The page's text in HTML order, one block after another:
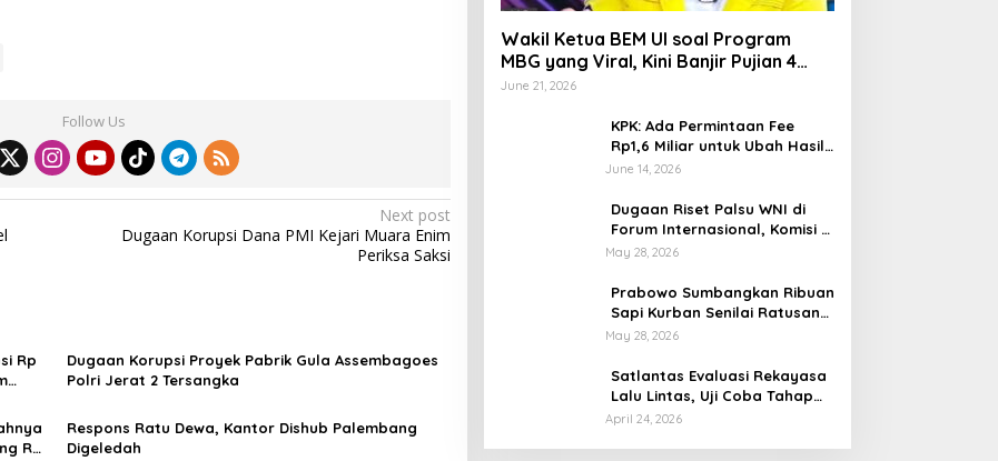
Follow Us
Next post
Dugaan Korupsi Dana PMI Kejari Muara Enim
Periksa Saksi
Rp
Dugaan Korupsi Proyek Pabrik Gula Assembagoes
Polri Jerat 2 Tersangka
Rp
Respons Ratu Dewa, Kantor Dishub Palembang
Digeledah
Wakil Ketua BEM UI soal Program
MBG yang Viral, Kini Banjir Pujian 4
Poin Kritik Fatimah Azzahra
June 21, 2026
KPK: Ada Permintaan Fee
Rp1,6 Miliar untuk Ubah Hasil
Audit di Muara Enim di OTT
June 14, 2026
Dugaan Riset Palsu WNI di
Forum Internasional, Komisi X
DPR Desak Investigasi dan
May 28, 2026
Prabowo Sumbangkan Ribuan
Sapi Kurban Senilai Ratusan
Miliar Rupiah, Begini
May 28, 2026
Satlantas Evaluasi Rekayasa
Lalu Lintas, Uji Coba Tahap
Dua Car Free Day Palembang
April 24, 2026